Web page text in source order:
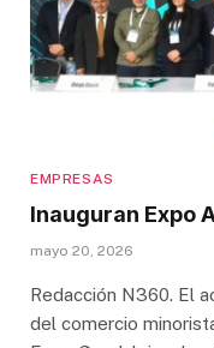
EMPRESAS
Inauguran Expo
mayo 20, 2026
Redacción N360. El
del comercio